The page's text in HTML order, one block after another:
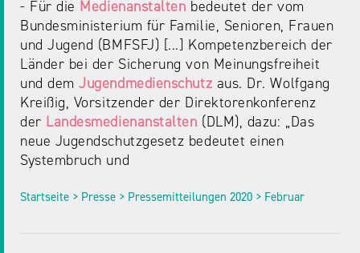
Desinformation
Medienvielfalt
am
Standort
NRW
Werbung
Medienscouts
Convention
Medienversammlung
Preis
mediale
Kontakt
&
Anfahrt
- Für die Medienanstalten bedeutet der vom
Bundesministerium für Familie, Senioren, Frauen
und Jugend (BMFSFJ) [...] Kompetenzbereich der
Länder bei der Sicherung von Meinungsfreiheit
und demJugendmedienschutz aus. Dr. Wolfgang
Kreißig, Vorsitzender der Direktorenkonferenz
der Landesmedienanstalten (DLM), dazu: „Das
neue Jugendschutzgesetz bedeutet einen
Systembruch und
Startseite > Presse > Pressemitteilungen 2020 > Februar